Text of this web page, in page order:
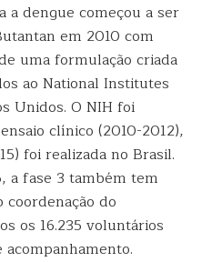
a dengue começou a ser
em 2010 com
uma formulação criada
ao National Institutes
Unidos. O NIH foi
clínico (2010-2012),
foi realizada no Brasil.
a fase 3 também tem
do
os 16.235 voluntários